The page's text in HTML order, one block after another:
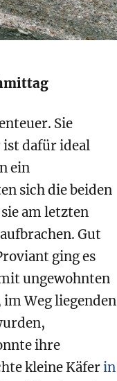
Sie
ist dafür ideal
ein
sich die beiden
am letzten
Gut
ging es
ungewohnten
Weg liegenden
ihre
kleine Käferin